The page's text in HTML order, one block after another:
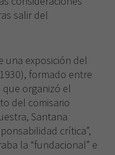
salir del
una exposición del
formado entre
organizó el
del comisario
Santana
crítica”,
la “fundacional” e